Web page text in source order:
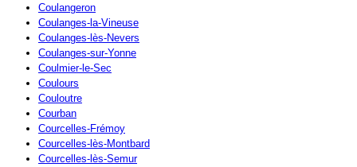
Coulangeron
Coulanges-la-Vineuse
Coulanges-lès-Nevers
Coulanges-sur-Yonne
Coulmier-le-Sec
Coulours
Couloutre
Courban
Courcelles-Frémoy
Courcelles-lès-Montbard
Courcelles-lès-Semur